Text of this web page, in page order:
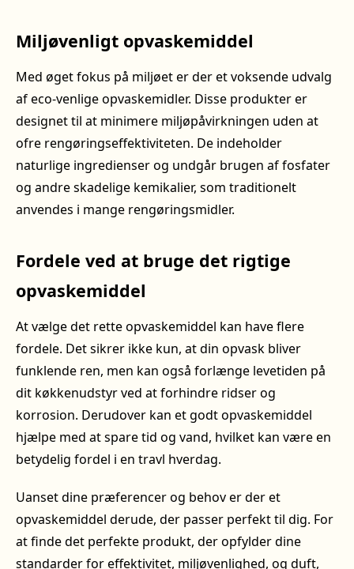
Miljøvenligt opvaskemiddel
Med øget fokus på miljøet er der et voksende udvalg
af eco-venlige opvaskemidler. Disse produkter er
designet til at minimere miljøpåvirkningen uden at
ofre rengøringseffektiviteten. De indeholder
naturlige ingredienser og undgår brugen af fosfater
og andre skadelige kemikalier, som traditionelt
anvendes i mange rengøringsmidler.
Fordele ved at bruge det rigtige
opvaskemiddel
At vælge det rette opvaskemiddel kan have flere
fordele. Det sikrer ikke kun, at din opvask bliver
funklende ren, men kan også forlænge levetiden på
dit køkkenudstyr ved at forhindre ridser og
korrosion. Derudover kan et godt opvaskemiddel
hjælpe med at spare tid og vand, hvilket kan være en
betydelig fordel i en travl hverdag.
Uanset dine præferencer og behov er der et
opvaskemiddel derude, der passer perfekt til dig. For
at finde det perfekte produkt, der opfylder dine
standarder for effektivitet, miljøvenlighed, og duft,